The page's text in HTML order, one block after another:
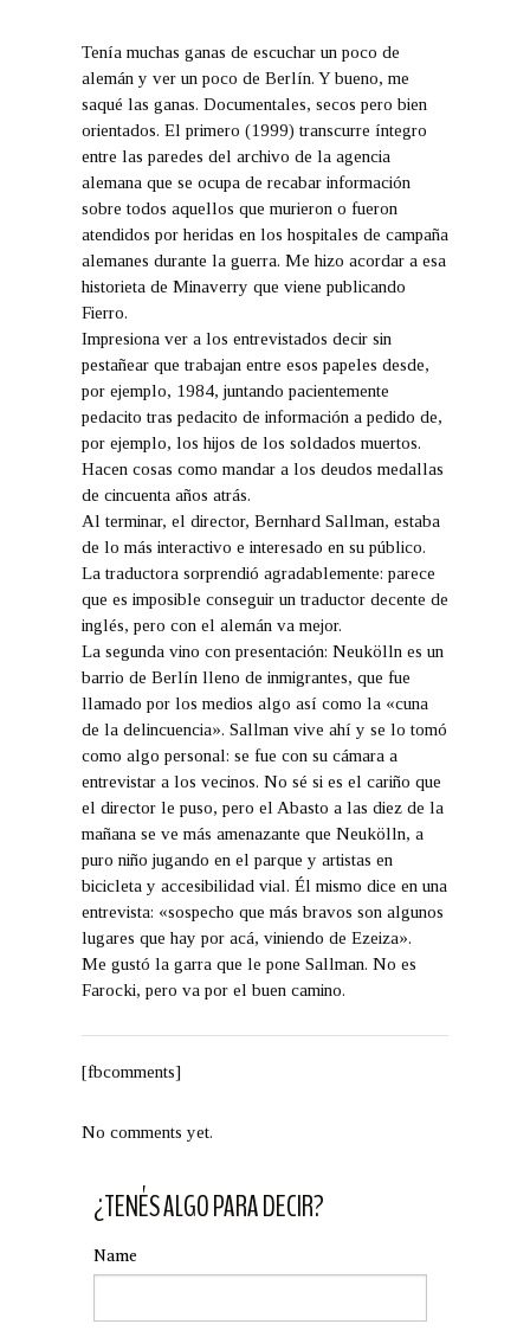
Tenía muchas ganas de escuchar un poco de
alemán y ver un poco de Berlín. Y bueno, me
saqué las ganas. Documentales, secos pero bien
orientados. El primero (1999) transcurre íntegro
entre las paredes del archivo de la agencia
alemana que se ocupa de recabar información
sobre todos aquellos que murieron o fueron
atendidos por heridas en los hospitales de campaña
alemanes durante la guerra. Me hizo acordar a esa
historieta de Minaverry que viene publicando
Fierro.
Impresiona ver a los entrevistados decir sin
pestañear que trabajan entre esos papeles desde,
por ejemplo, 1984, juntando pacientemente
pedacito tras pedacito de información a pedido de,
por ejemplo, los hijos de los soldados muertos.
Hacen cosas como mandar a los deudos medallas
de cincuenta años atrás.
Al terminar, el director, Bernhard Sallman, estaba
de lo más interactivo e interesado en su público.
La traductora sorprendió agradablemente: parece
que es imposible conseguir un traductor decente de
inglés, pero con el alemán va mejor.
La segunda vino con presentación: Neukölln es un
barrio de Berlín lleno de inmigrantes, que fue
llamado por los medios algo así como la «cuna
de la delincuencia». Sallman vive ahí y se lo tomó
como algo personal: se fue con su cámara a
entrevistar a los vecinos. No sé si es el cariño que
el director le puso, pero el Abasto a las diez de la
mañana se ve más amenazante que Neukölln, a
puro niño jugando en el parque y artistas en
bicicleta y accesibilidad vial. Él mismo dice en una
entrevista: «sospecho que más bravos son algunos
lugares que hay por acá, viniendo de Ezeiza».
Me gustó la garra que le pone Sallman. No es
Farocki, pero va por el buen camino.
[fbcomments]
No comments yet.
¿TENÉS ALGO PARA DECIR?
Name